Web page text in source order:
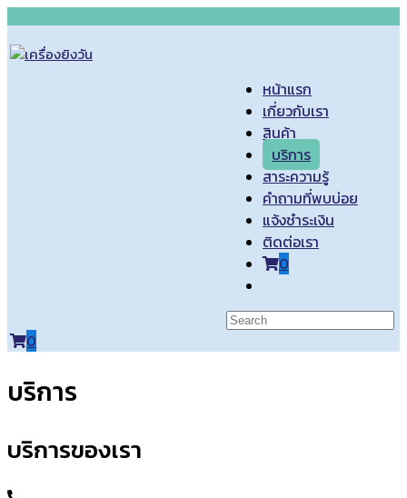
content
หน้าแรก
เกี่ยวกับเรา
สินค้า
บริการ
สาระความรู้
คำถามที่พบบ่อย
แจ้งชำระเงิน
ติดต่อเรา
0
website
search
0
บริการ
บริการของเรา